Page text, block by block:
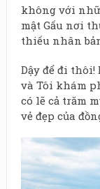
không với
mật Gấu nơi
thiếu nhân
Dậy để đi
và Tôi khám
có lẽ cả trăm
vẻ đẹp của